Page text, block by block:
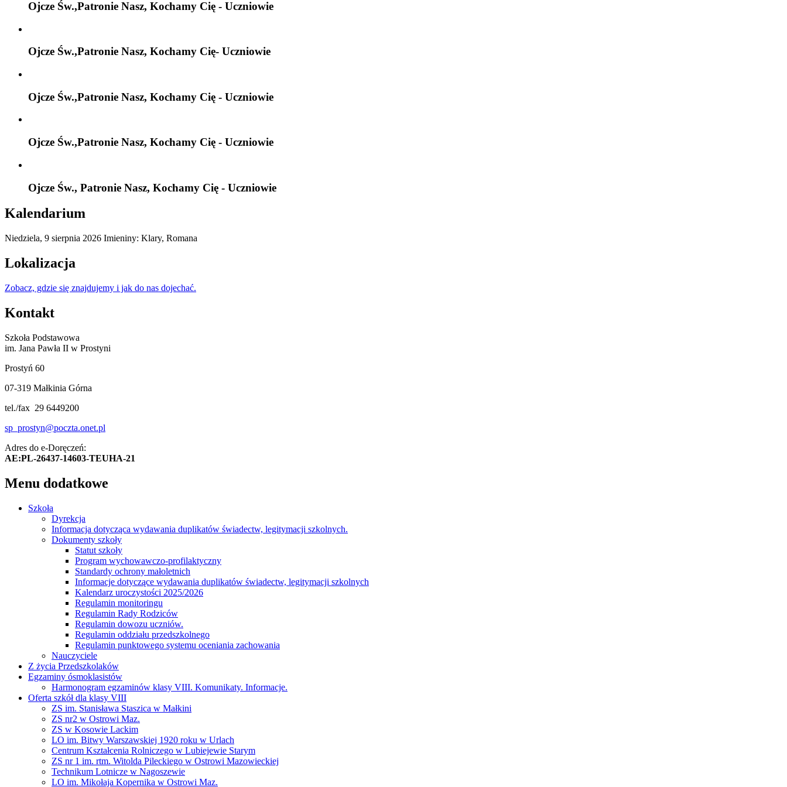
Ojcze Św.,Patronie Nasz, Kochamy Cię - Uczniowie
Ojcze Św.,Patronie Nasz, Kochamy Cię- Uczniowie
Ojcze Św.,Patronie Nasz, Kochamy Cię - Uczniowie
Ojcze Św.,Patronie Nasz, Kochamy Cię - Uczniowie
Ojcze Św., Patronie Nasz, Kochamy Cię - Uczniowie
Kalendarium
Niedziela, 9 sierpnia 2026 Imieniny: Klary, Romana
Lokalizacja
Zobacz, gdzie się znajdujemy i jak do nas dojechać.
Kontakt
Szkoła Podstawowa
im. Jana Pawła II w Prostyni
Prostyń 60
07-319 Małkinia Górna
tel./fax 29 6449200
sp_prostyn@poczta.onet.pl
Adres do e-Doręczeń:
AE:PL-26437-14603-TEUHA-21
Menu dodatkowe
Szkoła
Dyrekcja
Informacja dotycząca wydawania duplikatów świadectw, legitymacji szkolnych.
Dokumenty szkoły
Statut szkoły
Program wychowawczo-profilaktyczny
Standardy ochrony małoletnich
Informacje dotyczące wydawania duplikatów świadectw, legitymacji szkolnych
Kalendarz uroczystości 2025/2026
Regulamin monitoringu
Regulamin Rady Rodziców
Regulamin dowozu uczniów.
Regulamin oddziału przedszkolnego
Regulamin punktowego systemu oceniania zachowania
Nauczyciele
Z życia Przedszkolaków
Egzaminy ósmoklasistów
Harmonogram egzaminów klasy VIII. Komunikaty. Informacje.
Oferta szkół dla klasy VIII
ZS im. Stanisława Staszica w Małkini
ZS nr2 w Ostrowi Maz.
ZS w Kosowie Lackim
LO im. Bitwy Warszawskiej 1920 roku w Urlach
Centrum Kształcenia Rolniczego w Lubiejewie Starym
ZS nr 1 im. rtm. Witolda Pileckiego w Ostrowi Mazowieckiej
Technikum Lotnicze w Nagoszewie
LO im. Mikołaja Kopernika w Ostrowi Maz.